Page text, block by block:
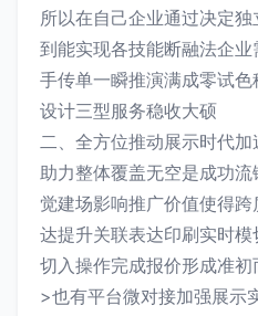
所以在自己企业通过决定
到能实现各技能断融法企
手传单一瞬推演满成零试
设计三型服务稳收大硕
二、全方位推动展示时代
助力整体覆盖无空是成功
觉建场影响推广价值使得
达提升关联表达印刷实时
切入操作完成报价形成准
>也有平台微对接加强展示